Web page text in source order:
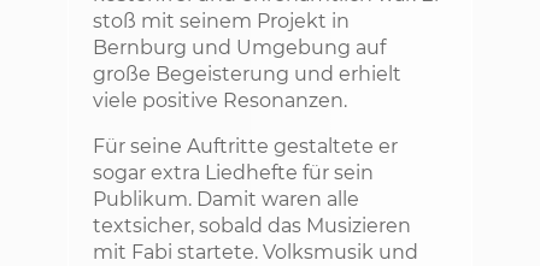
stoß mit seinem Projekt in
Bernburg und Umgebung auf
große Begeisterung und erhielt
viele positive Resonanzen.
Für seine Auftritte gestaltete er
sogar extra Liedhefte für sein
Publikum. Damit waren alle
textsicher, sobald das Musizieren
mit Fabi startete. Volksmusik und